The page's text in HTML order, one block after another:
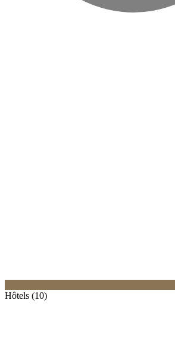
Hôtels (10)